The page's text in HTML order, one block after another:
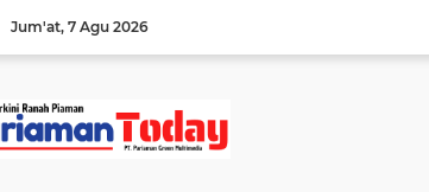
Jum'at 7 Agu 2026